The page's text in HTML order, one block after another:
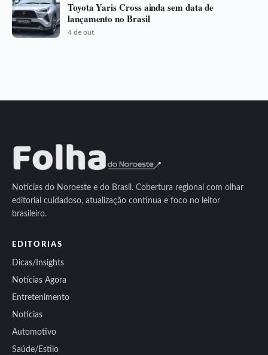
Toyota Yaris Cross ainda sem data de
lançamento no Brasil
4 de out
Notícias do Noroeste e do Brasil. Cobertura regional com olhar
editorial cuidadoso, atualização contínua e foco no leitor
brasileiro.
EDITORIAS
Dicas/Insights
Notícias Agora
Entretenimento
Notícias
Automotivo
Saúde/Estilo